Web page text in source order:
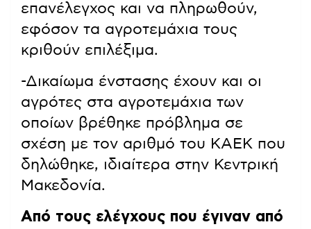
επανέλεγχος και να πληρωθούν,
εφόσον τα αγροτεμάχια τους
κριθούν επιλέξιμα.
-Δικαίωμα ένστασης έχουν και οι
αγρότες στα αγροτεμάχια των
οποίων βρέθηκε πρόβλημα σε
σχέση με τον αριθμό του ΚΑΕΚ που
δηλώθηκε, ιδιαίτερα στην Κεντρική
Μακεδονία.
Από τους ελέγχους που έγιναν από